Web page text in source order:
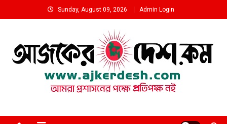
to
Sunday, August 09, 2026 Admin Login